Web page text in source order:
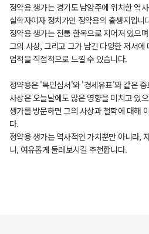
정약용 생가는 경기도 남양주에 위치한 역
실학자이자 정치가인 정약용의 출생지입니
정약용 생가는 전통 한옥으로 지어져 있으
그의 사상, 그리고 그가 남긴 다양한 저서에
업적을 직접적으로 느낄 수 있습니다.
정약용은 '목민심서'와 '경세유표'와 같은
사상은 오늘날에도 많은 영향을 미치고 있
생가를 방문하면 그의 사상과 철학에 대해
다.
정약용 생가는 역사적인 가치뿐만 아니라,
니, 여유롭게 둘러보시길 추천합니다.